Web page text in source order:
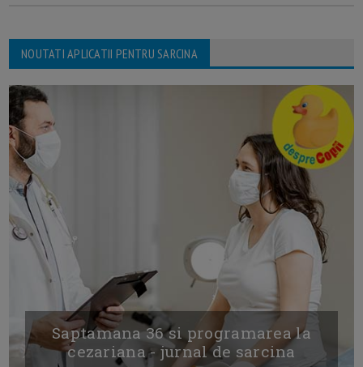
NOUTATI APLICATII PENTRU SARCINA
Saptamana 36 si programarea la
cezariana - jurnal de sarcina